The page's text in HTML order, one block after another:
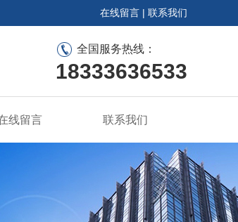
在线留言 | 联系我们
全国服务热线：
18333636533
线留言 联系我们